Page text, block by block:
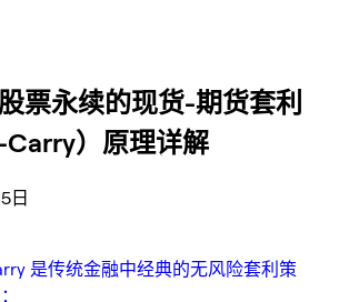
票永续的现货-期货套利
Carry）原理详解
日
是传统金融中经典的无风险套利策